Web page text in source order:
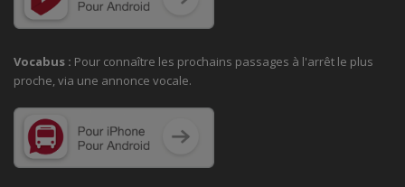
Vocabus : Pour connaître les prochains passages à l'arrêt le plus
proche, via une annonce vocale.